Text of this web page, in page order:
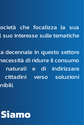
che focalizza la sua
interesse sulle tematiche
decennale in questo settore
di ridurre il consumo
naturali e di indirizzare
verso soluzioni